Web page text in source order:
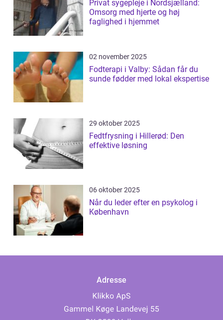
Privat sygepleje i Nordsjælland:
Omsorg med hjerte og høj
faglighed i hjemmet
02 november 2025
Fodterapi i Valby: Sådan får du
sunde fødder med lokal ekspertise
29 oktober 2025
Fedtfrysning i Hillerød: Den
effektive løsning
06 oktober 2025
Når du leder efter en psykolog i
København
Adresse